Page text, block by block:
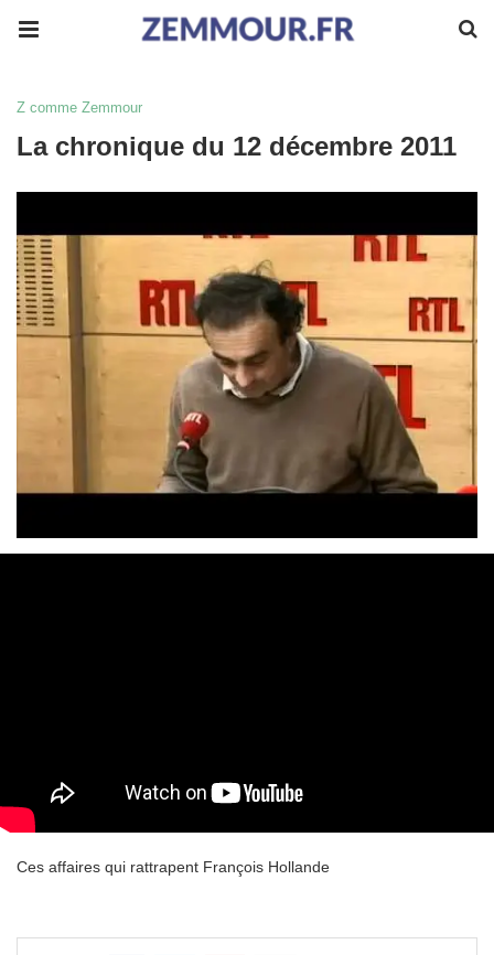
Z comme Zemmour
La chronique du 12 décembre 2011
Ces affaires qui rattrapent François Hollande